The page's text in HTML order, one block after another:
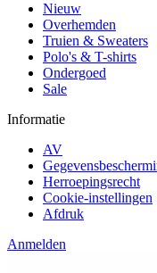
Nieuw
Overhemden
Truien & Sweaters
Polo's & T-shirts
Ondergoed
Sale
Informatie
AV
Herroepingsrecht
Cookie-instellingen
Afdruk
Anmelden